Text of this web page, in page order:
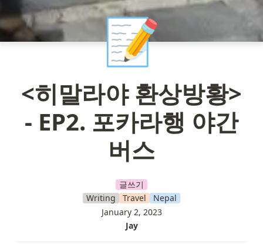
📝
<히말라야 환상방황>
- EP2. 포카라행 야간
버스
글쓰기
Writing
Travel
Nepal
January 2, 2023
Jay